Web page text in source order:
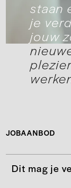
staan
je
jouw
JOBAANBOD
Dit mag je